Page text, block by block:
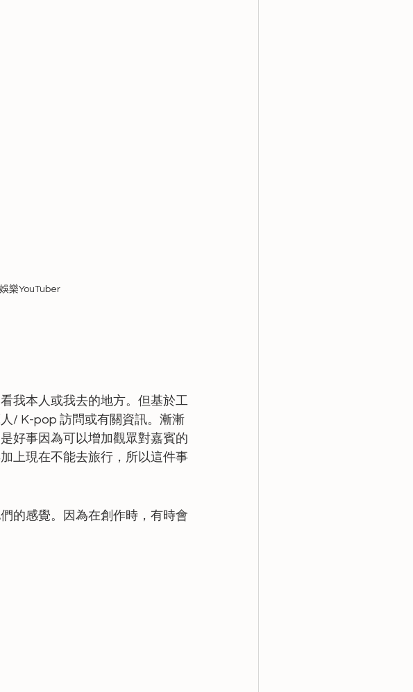
樂YouTuber
我本人或我去的地方。但基於工
/ K-pop 訪問或有關資訊。漸漸
好事因為可以增加觀眾對嘉賓的
上現在不能去旅行，所以這件事
的感覺。因為在創作時，有時會